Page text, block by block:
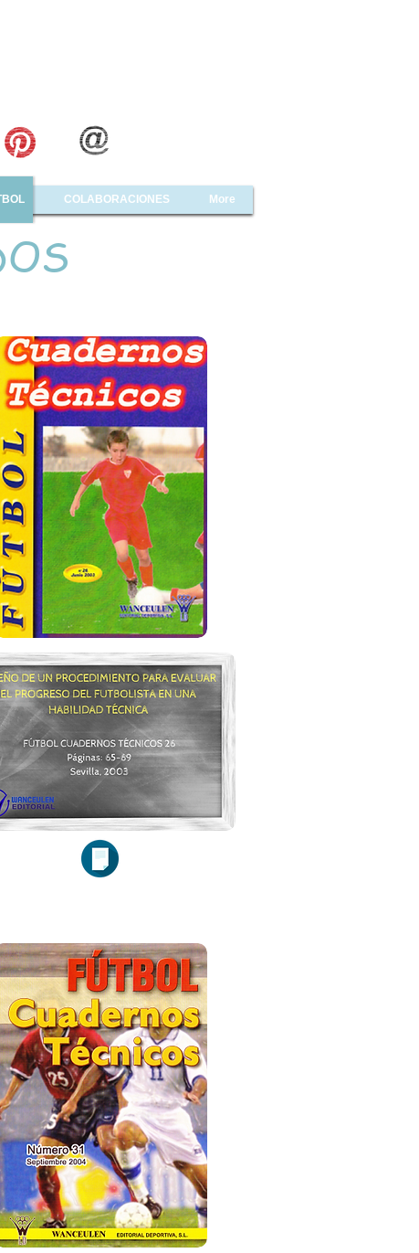
COLABORACIONES More